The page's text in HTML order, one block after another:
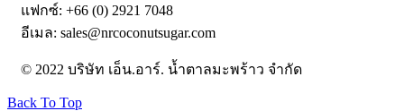
แฟกซ์: +66 (0) 2921 7048
อีเมล: sales@nrcoconutsugar.com
© 2022 บริษัท เอ็น.อาร์. น้ำตาลมะพร้าว จำกัด
Back To Top